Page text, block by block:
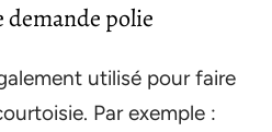
demande polie
utilisé pour faire
Par exemple :